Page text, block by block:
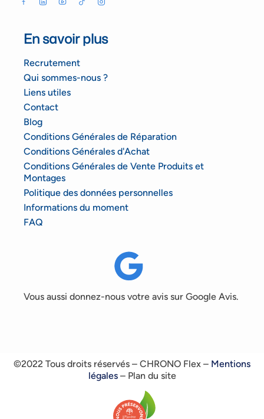
En savoir plus
Recrutement
Qui sommes-nous ?
Liens utiles
Contact
Blog
Conditions Générales de Réparation
Conditions Générales d'Achat
Conditions Générales de Vente Produits et
Montages
Politique des données personnelles
Informations du moment
FAQ
Vous aussi donnez-nous votre avis sur Google Avis.
©2022 Tous droits réservés – CHRONO Flex – Mentions
légales– Plan du site